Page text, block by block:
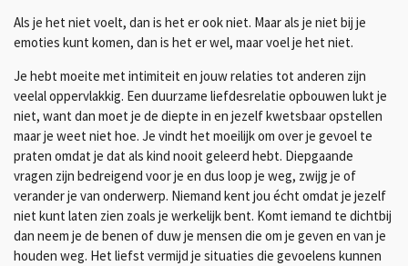
Als je het niet voelt, dan is het er ook niet. Maar als je niet bij je
emoties kunt komen, dan is het er wel, maar voel je het niet.
Je hebt moeite met intimiteit en jouw relaties tot anderen zijn
veelal oppervlakkig. Een duurzame liefdesrelatie opbouwen lukt je
niet, want dan moet je de diepte in en jezelf kwetsbaar opstellen
maar je weet niet hoe. Je vindt het moeilijk om over je gevoel te
praten omdat je dat als kind nooit geleerd hebt. Diepgaande
vragen zijn bedreigend voor je en dus loop je weg, zwijg je of
verander je van onderwerp. Niemand kent jou écht omdat je jezelf
niet kunt laten zien zoals je werkelijk bent. Komt iemand te dichtbij
dan neem je de benen of duw je mensen die om je geven en van je
houden weg. Het liefst vermijd je situaties die gevoelens kunnen